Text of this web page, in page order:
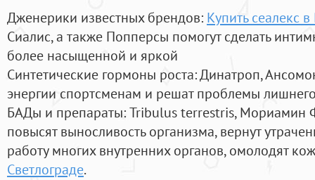
Дженерики известных брендов: Купить сеалекс
Сиалис, а также Попперсы помогут сделать
более насыщенной и яркой
Синтетические гормоны роста: Динатроп,
энергии спортсменам и решат проблемы
БАДы и препараты:Tribulus terrestris, Мориамин
повысят выносливость организма, вернут
работу многих внутренних органов, омолодят
Светлограде.